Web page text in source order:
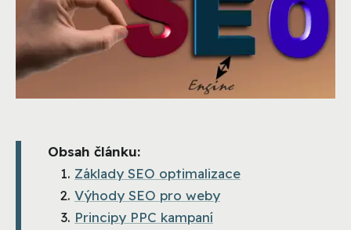
Obsah článku:
Základy SEO optimalizace
Výhody SEO pro weby
Principy PPC kampaní